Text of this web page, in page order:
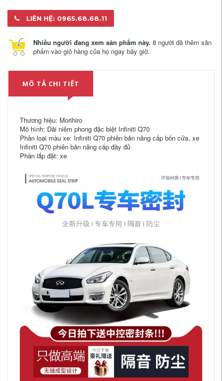
LIÊN HỆ: 0965.68.68.11
Nhiều người đang xem sản phẩm này. 8 người đã thêm sản
phẩm vào giỏ hàng của họ ngay bây giờ.
MÔ TẢ CHI TIẾT
Thương hiệu: Morihiro
Mô hình: Dải niêm phong đặc biệt Infiniti Q70
Phân loại màu xe: Infiniti Q70 phiên bản nâng cấp bốn cửa, xe
Infiniti Q70 phiên bản nâng cấp đầy đủ
Phần lắp đặt: xe